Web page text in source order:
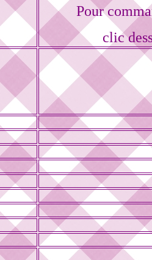
Pour
clic